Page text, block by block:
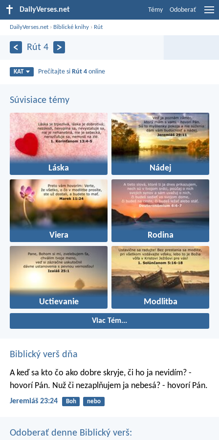
DailyVerses.net Témy Odoberať
DailyVerses.net › Biblické knihy › Rút
Rút 4
KAT Prečítajte si Rút 4 online
Súvisiace témy
Láska Nádej
Viera Rodina
Uctievanie Modlitba
Viac Tém...
Biblický verš dňa
A keď sa kto čo ako dobre skryje, či ho ja nevidím? -
hovorí Pán. Nuž či nezaplňujem ja nebesá? - hovorí Pán.
Jeremiáš 23:24 Boh nebo
Odoberať denne Biblický verš: